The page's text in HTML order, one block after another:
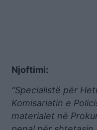
Njoftimi:
“Specialistë për
Komisariatin e
materialet në